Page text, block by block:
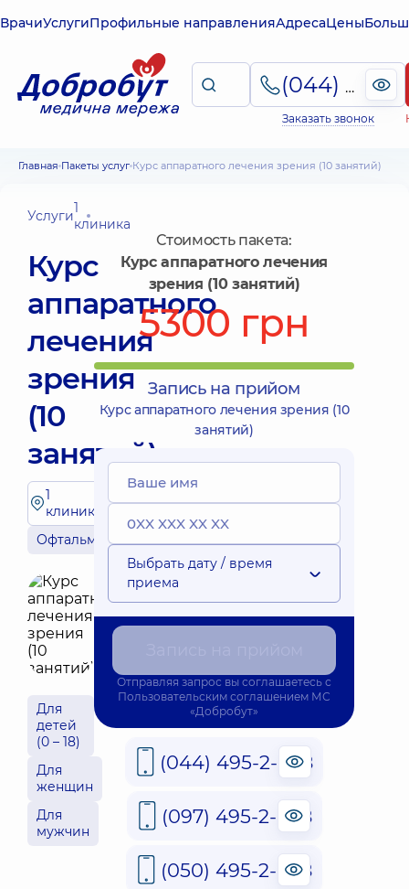
ВрачиУслугиПрофильные направленияАдресаЦены
(044) 495-2-888
Заказать звонок
Главная Пакеты услуг Курс аппаратного лечения зрения (10 занятий)
Услуги1
клиника
Курс
аппаратного
лечения
зрения
(10
занятий)
1
клиника
Офтальмология
Для
детей
(0 – 18)
Для
женщин
Для
мужчин
Стоимость пакета:
Курс аппаратного лечения
зрения (10 занятий)
5300 грн
Запись на прийом
Курс аппаратного лечения зрения (10
занятий)
Выбрать дату / время
приема
Отправляя запрос вы соглашаетесь с
Пользовательским соглашением МС
«Добробут»
(044) 495-2-888
(097) 495-2-888
(050) 495-2-888